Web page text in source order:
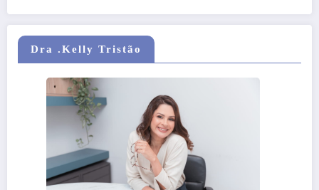
Dra .Kelly Tristão